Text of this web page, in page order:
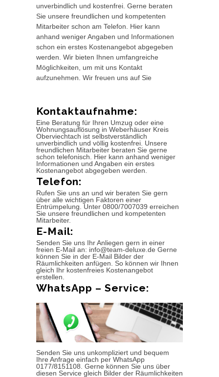
unverbindlich und kostenfrei. Gerne beraten
Sie unsere freundlichen und kompetenten
Mitarbeiter schon am Telefon. Hier kann
anhand weniger Angaben und Informationen
schon ein erstes Kostenangebot abgegeben
werden. Wir bieten Ihnen umfangreiche
Möglichkeiten, um mit uns Kontakt
aufzunehmen. Wir freuen uns auf Sie
Kontaktaufnahme:
Eine Beratung für Ihren Umzug oder eine
Wohnungsauflösung in Weberhäuser Kreis
Oberviechtach ist selbstverständlich
unverbindlich und völlig kostenfrei. Unsere
freundlichen Mitarbeiter beraten Sie gerne
schon telefonisch. Hier kann anhand weniger
Informationen und Angaben ein erstes
Kostenangebot abgegeben werden.
Telefon:
Rufen Sie uns an und wir beraten Sie gern
über alle wichtigen Faktoren einer
Entrümpelung. Unter 0800/7007039 erreichen
Sie unsere freundlichen und kompetenten
Mitarbeiter.
E-Mail:
Senden Sie uns Ihr Anliegen gern in einer
freien E-Mail an: info@team-deluxe.de Gerne
können Sie in der E-Mail Bilder der
Räumlichkeiten anfügen. So können wir Ihnen
gleich Ihr kostenfreies Kostenangebot
erstellen.
WhatsApp – Service:
Senden Sie uns unkompliziert und bequem
Ihre Anfrage einfach per WhatsApp
0177/8151108. Gerne können Sie uns über
diesen Service gleich Bilder der Räumlichkeiten